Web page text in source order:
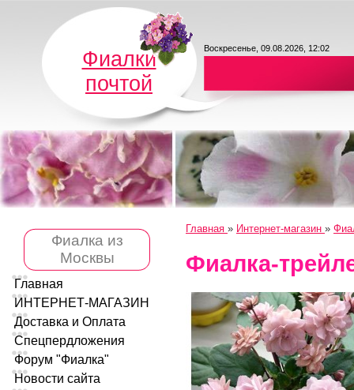
Фиалки
почтой
Воскресенье, 09.08.2026, 12:02
Фиалка из
Москвы
Главная
ИНТЕРНЕТ-МАГАЗИН
Доставка и Оплата
Спецпердложения
Форум "Фиалка"
Новости сайта
Главная » Интернет-магазин »
Фиалка-